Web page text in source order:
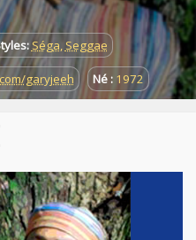
Séga, Seggae
garyjeeh Né : 1972